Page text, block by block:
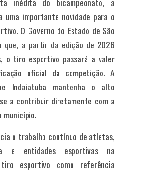
inédita do bicampeonato, a
uma importante novidade para o
O Governo do Estado de São
que, a partir da edição de 2026
o tiro esportivo passará a valer
oficial da competição. A
Indaiatuba mantenha o alto
a contribuir diretamente com a
município.
o trabalho contínuo de atletas,
e entidades esportivas na
esportivo como referência